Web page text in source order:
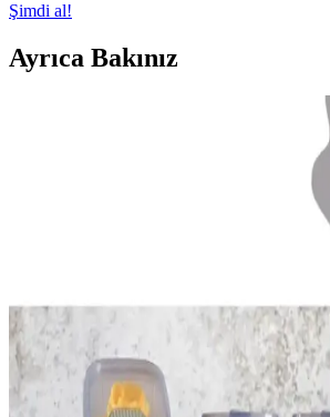
Şimdi al!
Ayrıca Bakınız
Vidalı Kapı Arkası Askılıklarının
Vidalı kapı arkası askılıkları, kolay montaj ve
pratik çözümler olup, ev ve ofislerde alan
Toka Organizerleri ile Ev
Toka organizerleri, evde düzeni sağlarken
yollarından biridir. Çeşitli malzeme ve
ve yatak odası gibi alanlarda kullanılır,
düzenler ve dekoratif görünüm sağlar.